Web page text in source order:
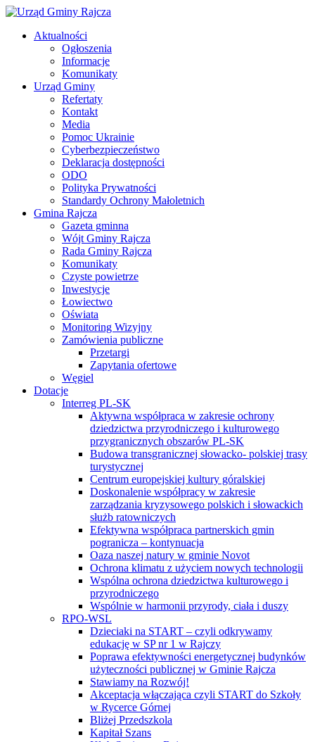
Aktualności
Ogłoszenia
Informacje
Komunikaty
Urząd Gminy
Refertaty
Kontakt
Media
Pomoc Ukrainie
Cyberbezpieczeństwo
Deklaracja dostępności
ODO
Polityka Prywatności
Standardy Ochrony Małoletnich
Gmina Rajcza
Gazeta gminna
Wójt Gminy Rajcza
Rada Gminy Rajcza
Komunikaty
Czyste powietrze
Inwestycje
Łowiectwo
Oświata
Monitoring Wizyjny
Zamówienia publiczne
Przetargi
Zapytania ofertowe
Węgiel
Dotacje
Interreg PL-SK
Aktywna współpraca w zakresie ochrony
dziedzictwa przyrodniczego i kulturowego
przygranicznych obszarów PL-SK
Budowa transgranicznej słowacko- polskiej trasy
turystycznej
Centrum europejskiej kultury góralskiej
Doskonalenie współpracy w zakresie
zarządzania kryzysowego polskich i słowackich
służb ratowniczych
Efektywna współpraca partnerskich gmin
pogranicza – kontynuacja
Oaza naszej natury w gminie Novot
Ochrona klimatu z użyciem nowych technologii
Wspólna ochrona dziedzictwa kulturowego i
przyrodniczego
Wspólnie w harmonii przyrody, ciała i duszy
RPO-WSL
Dzieciaki na START – czyli odkrywamy
edukację w SP nr 1 w Rajczy
Poprawa efektywności energetycznej budynków
użyteczności publicznej w Gminie Rajcza
Stawiamy na Rozwój!
Akceptacja włączająca czyli START do Szkoły
w Rycerce Górnej
Bliżej Przedszkola
Kapitał Szans